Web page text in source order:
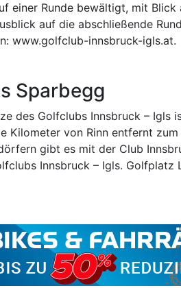
einer Runde bewältigt, mit
auf die abschließende
www.golfclub-innsbruck-igls.at.
Sparbegg
des Golfclubs Innsbruck – Igls
Kilometer von Rinn entfernt
gibt es mit der Club
Innsbruck – Igls.